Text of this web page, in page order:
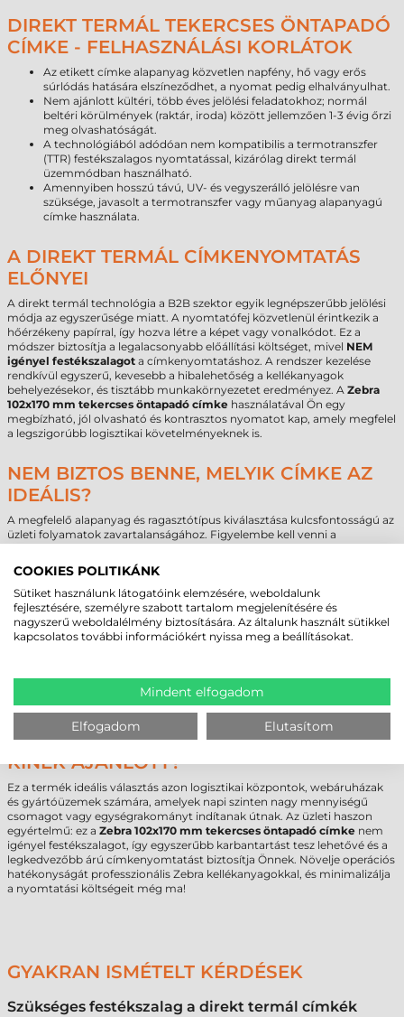
DIREKT TERMÁL TEKERCSES ÖNTAPADÓ
CÍMKE - FELHASZNÁLÁSI KORLÁTOK
Az etikett címke alapanyag közvetlen napfény, hő vagy erős
súrlódás hatására elszíneződhet, a nyomat pedig elhalványulhat.
Nem ajánlott kültéri, több éves jelölési feladatokhoz; normál
beltéri körülmények (raktár, iroda) között jellemzően 1-3 évig őrzi
meg olvashatóságát.
A technológiából adódóan nem kompatibilis a termotranszfer
(TTR) festékszalagos nyomtatással, kizárólag direkt termál
üzemmódban használható.
Amennyiben hosszú távú, UV- és vegyszerálló jelölésre van
szüksége, javasolt a termotranszfer vagy műanyag alapanyagú
címke használata.
A DIREKT TERMÁL CÍMKENYOMTATÁS
ELŐNYEI
A direkt termál technológia a B2B szektor egyik legnépszerűbb jelölési
módja az egyszerűsége miatt. A nyomtatófej közvetlenül érintkezik a
hőérzékeny papírral, így hozva létre a képet vagy vonalkódot. Ez a
módszer biztosítja a legalacsonyabb előállítási költséget, mivel NEM
igényel festékszalagot a címkenyomtatáshoz. A rendszer kezelése
rendkívül egyszerű, kevesebb a hibalehetőség a kellékanyagok
behelyezésekor, és tisztább munkakörnyezetet eredményez. A Zebra
102x170 mm tekercses öntapadó címke használatával Ön egy
megbízható, jól olvasható és kontrasztos nyomatot kap, amely megfelel
a legszigorúbb logisztikai követelményeknek is.
NEM BIZTOS BENNE, MELYIK CÍMKE AZ
IDEÁLIS?
A megfelelő alapanyag és ragasztótípus kiválasztása kulcsfontosságú az
üzleti folyamatok zavartalanságához. Figyelembe kell venni a
(hőmérséklet, páratartalom) és a szükséges élettartamot. Egy rosszul
megválasztott címke az ellátási lánc megszakadásához vagy
olvashatatlan vonalkódokhoz vezethet, ami jelentős többletköltséget
okozhat.
Szakértő kollégáink készek segíteni a döntésben, legyen szó technikai
specifikációkról vagy alkalmazási kérdésekről. Egyedi igények vagy nagy
juthasson hozzá a szükséges kellékanyagokhoz. Forduljon értékesítő
csapatunkhoz bizalommal a legmegfelelőbb megoldásért.
ZEBRA TEKERCSES ÖNTAPADÓ CÍMKE -
KINEK AJÁNLOTT?
Ez a termék ideális választás azon logisztikai központok, webáruházak
és gyártóüzemek számára, amelyek napi szinten nagy mennyiségű
csomagot vagy egységrakományt indítanak útnak. Az üzleti haszon
egyértelmű: ez a Zebra 102x170 mm tekercses öntapadó címke nem
igényel festékszalagot, így egyszerűbb karbantartást tesz lehetővé és a
legkedvezőbb árú címkenyomtatást biztosítja Önnek. Növelje operációs
hatékonyságát professzionális Zebra kellékanyagokkal, és minimalizálja
a nyomtatási költségeit még ma!
GYAKRAN ISMÉTELT KÉRDÉSEK
Szükséges festékszalag a direkt termál címkék
COOKIES POLITIKÁNK
Sütiket használunk látogatóink elemzésére, weboldalunk
fejlesztésére, személyre szabott tartalom megjelenítésére és
nagyszerű weboldalélmény biztosítására. Az általunk használt sütikkel
kapcsolatos további információkért nyissa meg a beállításokat.
Mindent elfogadom
Elfogadom Elutasítom